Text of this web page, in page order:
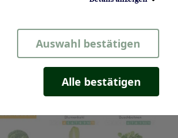
Auswahl bestätigen
Alle bestätigen